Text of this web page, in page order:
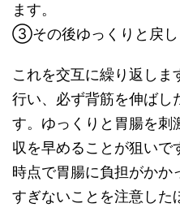
ます。
③その後ゆっくりと戻し
これを交互に繰り返し
行い、必ず背筋を伸ばし
す。ゆっくりと胃腸を刺
収を早めることが狙いで
時点で胃腸に負担がかか
すぎないことを注意した